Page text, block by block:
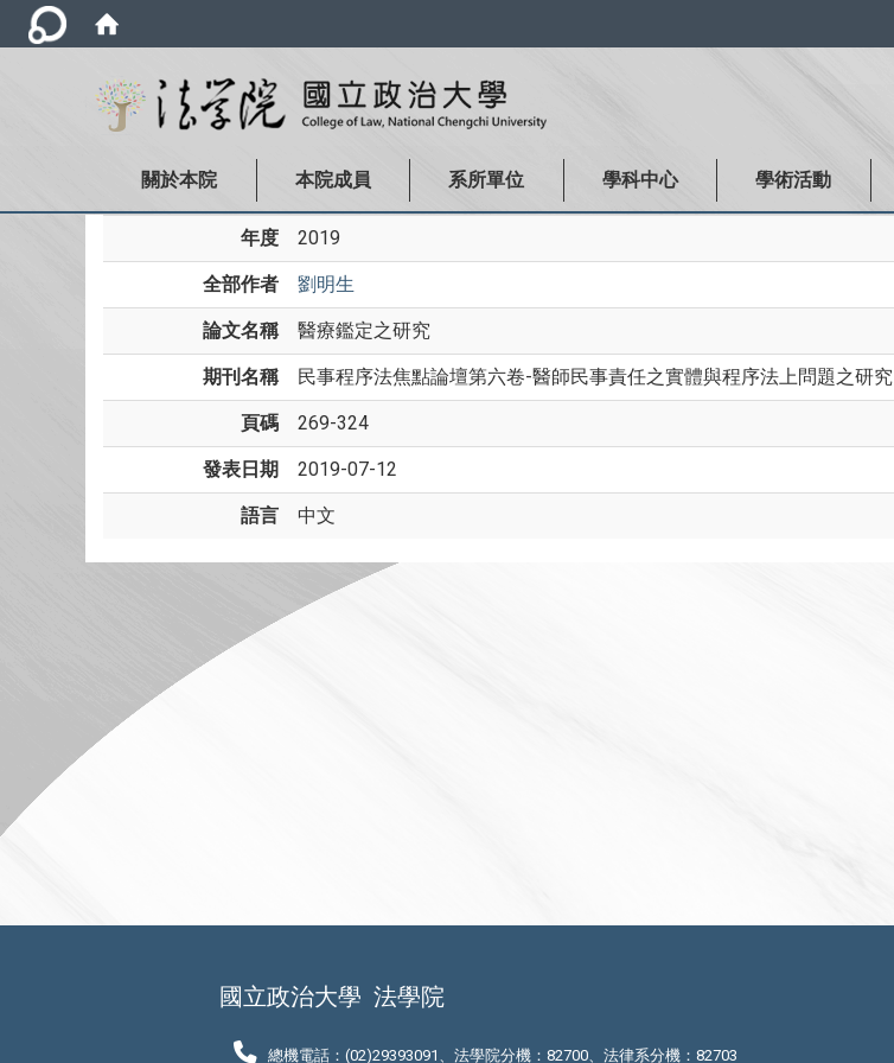
關於本院 本院成員 系所單位 學科中心 學術活動
年度 2019
全部作者 劉明生
論文名稱 醫療鑑定之研究
期刊名稱 民事程序法焦點論壇第六卷-醫師民事責任之實體與程序法上問題之研究
頁碼 269-324
發表日期 2019-07-12
語言 中文
國立政治大學 法學院
總機電話：(02)29393091、法學院分機：82700、法律系分機：82703